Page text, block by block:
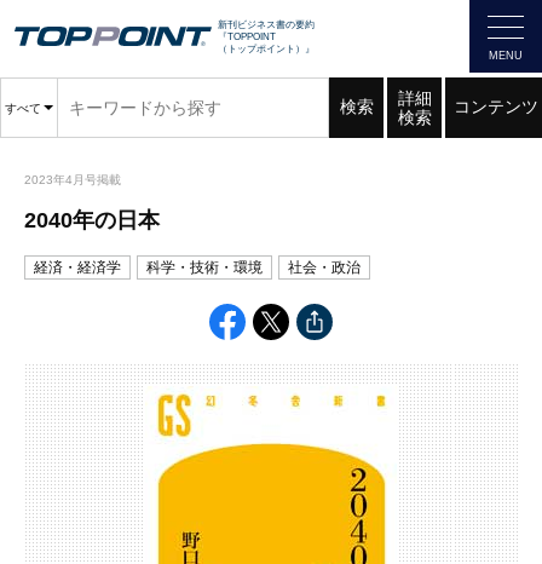
新刊ビジネス書の要約
『TOPPOINT
（トップポイント）』
すべて 検索
詳細
検索
コンテンツ
2023年4月号掲載
2040年の日本
経済・経済学 科学・技術・環境 社会・政治